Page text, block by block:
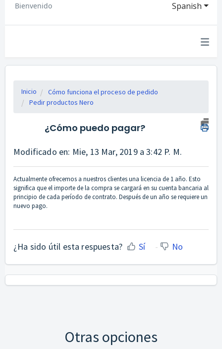
Spanish
Bienvenido
Inicio
Cómo funciona el proceso de pedido
Pedir productos Nero
¿Cómo puedo pagar?
Modificado en: Mie, 13 Mar, 2019 a 3:42 P. M.
Actualmente ofrecemos a nuestros clientes una licencia de 1 año. Esto
significa que el importe de la compra se cargará en su cuenta bancaria al
principio de cada período de contrato. Después de un año se requiere un
nuevo pago.
¿Ha sido útil esta respuesta? Sí No
Otras opciones